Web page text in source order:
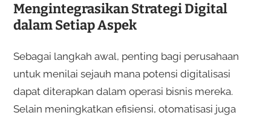
Mengintegrasikan Strategi Digital
dalam Setiap Aspek
Sebagai langkah awal, penting bagi perusahaan
untuk menilai sejauh mana potensi digitalisasi
dapat diterapkan dalam operasi bisnis mereka.
Selain meningkatkan efisiensi, otomatisasi juga